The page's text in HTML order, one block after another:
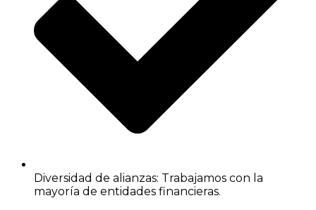
Diversidad de alianzas: Trabajamos con la
mayoría de entidades financieras.